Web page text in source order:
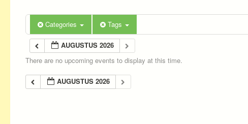
Categories Tags
AUGUSTUS 2026
There are no upcoming events to display at this time.
AUGUSTUS 2026